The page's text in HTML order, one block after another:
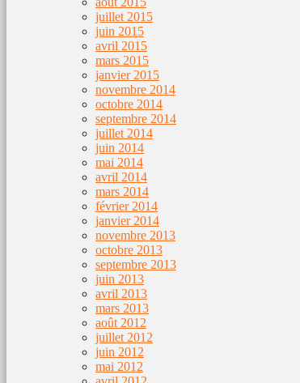
juillet 2015
juin 2015
avril 2015
mars 2015
janvier 2015
novembre 2014
octobre 2014
septembre 2014
juillet 2014
juin 2014
mai 2014
avril 2014
mars 2014
février 2014
janvier 2014
novembre 2013
octobre 2013
septembre 2013
juin 2013
avril 2013
mars 2013
août 2012
juillet 2012
juin 2012
mai 2012